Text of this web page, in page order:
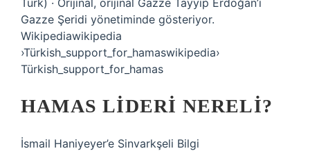
Türk) · Orijinal, orijinal Gazze Tayyip Erdoğan’ı
Gazze Şeridi yönetiminde gösteriyor.
Wikipediawikipedia
›Türkish_support_for_hamaswikipedia›
Türkish_support_for_hamas
HAMAS LIDERI NERELI?
İsmail Haniyeyer’e Sinvarkşeli Bilgi